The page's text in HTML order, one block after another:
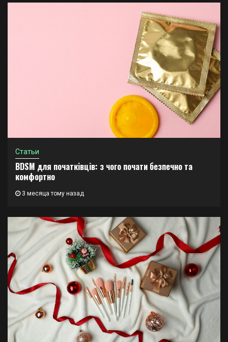
Статьи
BDSM для початківців: з чого почати безпечно та
комфортно
3 месяца тому назад